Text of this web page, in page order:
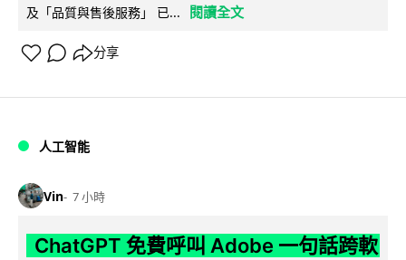
及「品質與售後服務」 已...
閱讀全文
分享
人工智能
Vin 7 小時
ChatGPT 免費呼叫 Adobe 一句話跨軟